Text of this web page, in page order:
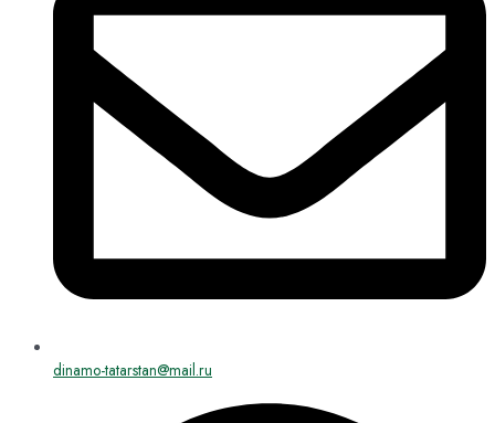
dinamo-tatarstan@mail.ru